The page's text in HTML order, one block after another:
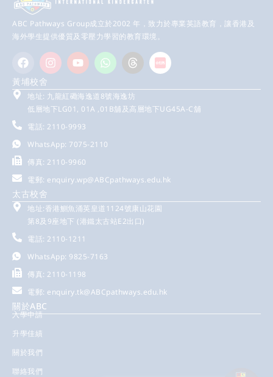
ABC Pathways Group成立於2002 年，致力於專業英語教育，讓香港及
海外學生提供優質及零壓力學習的教育環境。
黃埔校舍
地址: 九龍紅磡海逸道8號海逸坊
低層地下LG01, 01A ,01B舖及高層地下UG45A-C舖
電話: 2110-9993
WhatsApp: 7075-2110
傳真: 2110-9960
電郵: enquiry.wp@ABCpathways.edu.hk
太古校舍
地址:香港鰂魚涌英皇道1124號康山花園
第8及9座地下 (港鐵太古站E2出口)
電話: 2110-1211
WhatsApp: 9825-7163
傳真: 2110-1198
電郵: enquiry.tk@ABCpathways.edu.hk
關於ABC
入學申請
升學佳績
關於我們
聯絡我們